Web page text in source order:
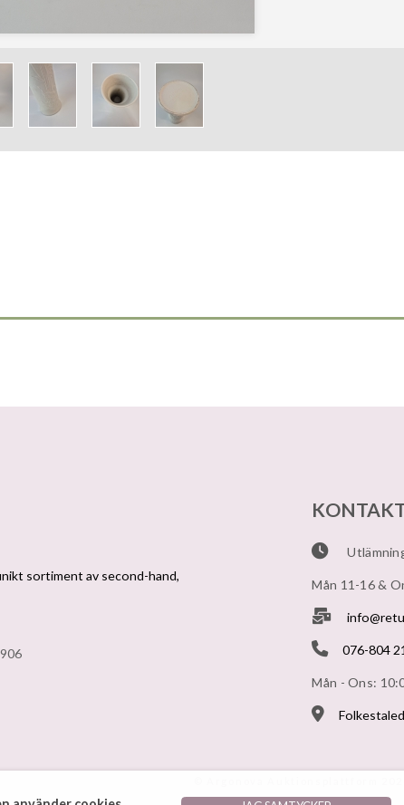
sortiment av second-hand,
Mån 11-16 &
076-804
Mån - Ons: